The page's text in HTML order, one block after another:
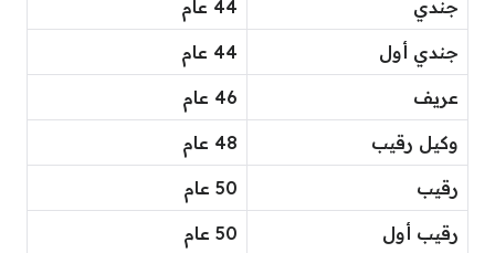
جندي 44 عام
جندي أول 44 عام
عريف 46 عام
وكيل رقيب 48 عام
رقيب 50 عام
رقيب أول 50 عام